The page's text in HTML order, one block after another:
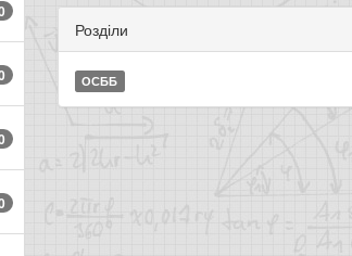
Розділи
ОСББ